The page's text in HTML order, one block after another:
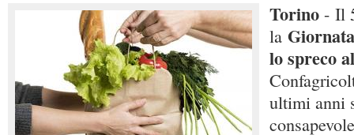
Torino - Il
la
lo spreco
ultimi anni